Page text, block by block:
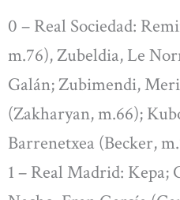
0 – Real Sociedad:
m.76), Zubeldia, Le
Galán; Zubimendi,
(Zakharyan, m.66);
Barrenetxea (Becker,
1 – Real Madrid: